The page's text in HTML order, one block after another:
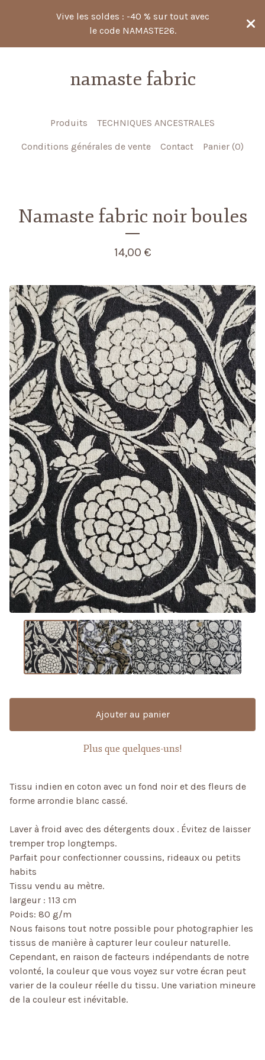
Vive les soldes : -40 % sur tout avec
le code NAMASTE26.
namaste fabric
Produits TECHNIQUES ANCESTRALES
Conditions générales de vente Contact Panier (0)
Namaste fabric noir boules
14,00 €
Ajouter au panier
Plus que quelques-uns!
Tissu indien en coton avec un fond noir et des fleurs de
forme arrondie blanc cassé.
Laver à froid avec des détergents doux . Évitez de laisser
tremper trop longtemps.
Parfait pour confectionner coussins, rideaux ou petits
habits
Tissu vendu au mètre.
largeur : 113 cm
Poids: 80 g/m
Nous faisons tout notre possible pour photographier les
tissus de manière à capturer leur couleur naturelle.
Cependant, en raison de facteurs indépendants de notre
volonté, la couleur que vous voyez sur votre écran peut
varier de la couleur réelle du tissu. Une variation mineure
de la couleur est inévitable.